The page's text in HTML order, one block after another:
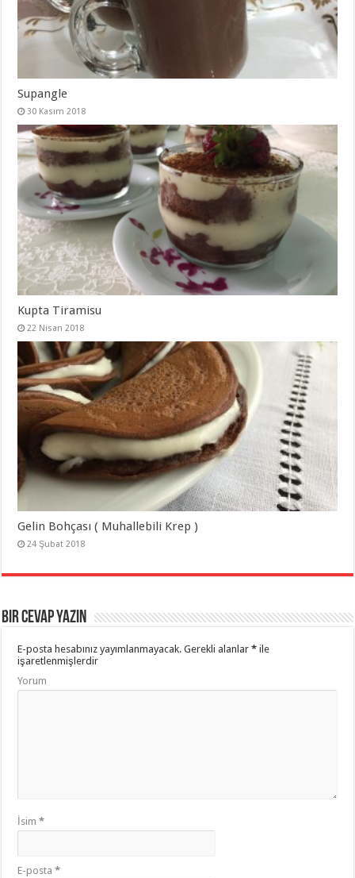
Supangle
30 Kasım 2018
Kupta Tiramisu
22 Nisan 2018
Gelin Bohçası ( Muhallebili Krep )
24 Şubat 2018
Bir cevap yazın
E-posta hesabınız yayımlanmayacak. Gerekli alanlar* ile
işaretlenmişlerdir
Yorum
İsim*
E-posta*